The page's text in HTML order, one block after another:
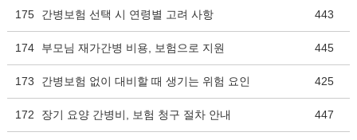
175 간병보험 선택 시 연령별 고려 사항 443
174 부모님 재가간병 비용, 보험으로 지원 445
173 간병보험 없이 대비할 때 생기는 위험 요인 425
172 장기 요양 간병비, 보험 청구 절차 안내 447